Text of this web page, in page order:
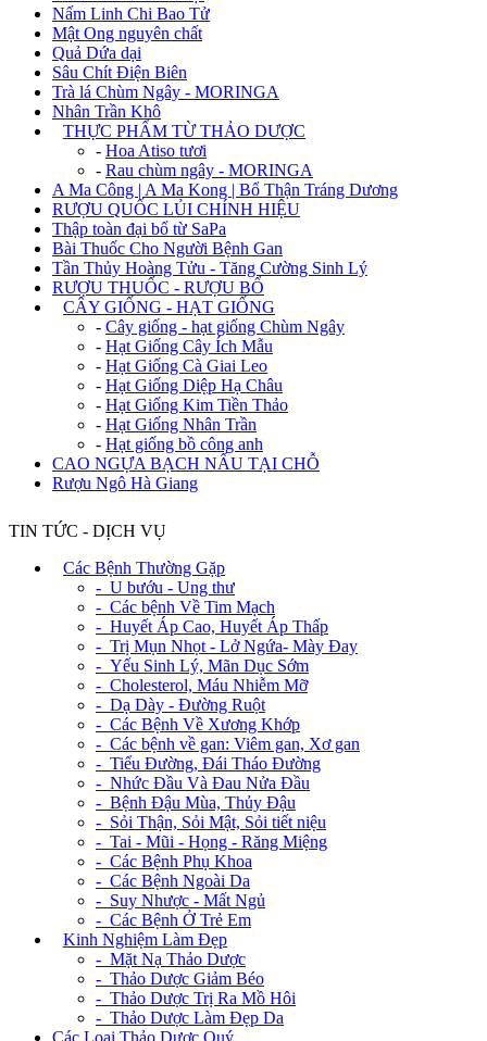
Nấm Linh Chi Bao Tử
Mật Ong nguyên chất
Quả Dứa dại
Sâu Chít Điện Biên
Trà lá Chùm Ngây - MORINGA
Nhân Trần Khô
THỰC PHẨM TỪ THẢO DƯỢC
- Hoa Atiso tươi
- Rau chùm ngây - MORINGA
A Ma Công | A Ma Kong | Bổ Thận Tráng Dương
RƯỢU QUỐC LỦI CHÍNH HIỆU
Thập toàn đại bổ từ SaPa
Bài Thuốc Cho Người Bệnh Gan
Tần Thủy Hoàng Tửu - Tăng Cường Sinh Lý
RƯỢU THUỐC - RƯỢU BỔ
CÂY GIỐNG - HẠT GIỐNG
- Cây giống - hạt giống Chùm Ngây
- Hạt Giống Cây Ích Mẫu
- Hạt Giống Cà Giai Leo
- Hạt Giống Diệp Hạ Châu
- Hạt Giống Kim Tiền Thảo
- Hạt Giống Nhân Trần
- Hạt giống bồ công anh
CAO NGỰA BẠCH NẤU TẠI CHỖ
Rượu Ngô Hà Giang
TIN TỨC - DỊCH VỤ
Các Bệnh Thường Gặp
- U bướu - Ung thư
- Các bệnh Về Tim Mạch
- Huyết Áp Cao, Huyết Áp Thấp
- Trị Mụn Nhọt - Lở Ngứa- Mày Đay
- Yếu Sinh Lý, Mãn Dục Sớm
- Cholesterol, Máu Nhiễm Mỡ
- Dạ Dày - Đường Ruột
- Các Bệnh Về Xương Khớp
- Các bệnh về gan: Viêm gan, Xơ gan
- Tiểu Đường, Đái Tháo Đường
- Nhức Đầu Và Đau Nửa Đầu
- Bệnh Đậu Mùa, Thủy Đậu
- Sỏi Thận, Sỏi Mật, Sỏi tiết niệu
- Tai - Mũi - Họng - Răng Miệng
- Các Bệnh Phụ Khoa
- Các Bệnh Ngoài Da
- Suy Nhược - Mất Ngủ
- Các Bệnh Ở Trẻ Em
Kinh Nghiệm Làm Đẹp
- Mặt Nạ Thảo Dược
- Thảo Dược Giảm Béo
- Thảo Dược Trị Ra Mồ Hôi
- Thảo Dược Làm Đẹp Da
Các Loại Thảo Dược Quý